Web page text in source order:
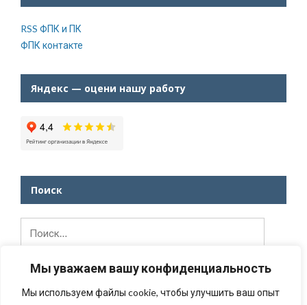
Мы уважаем вашу конфиденциальность
Мы используем файлы cookie, чтобы улучшить ваш опыт
RSS ФПК и ПК
ФПК контакте
Яндекс — оцени нашу работу
Поиск